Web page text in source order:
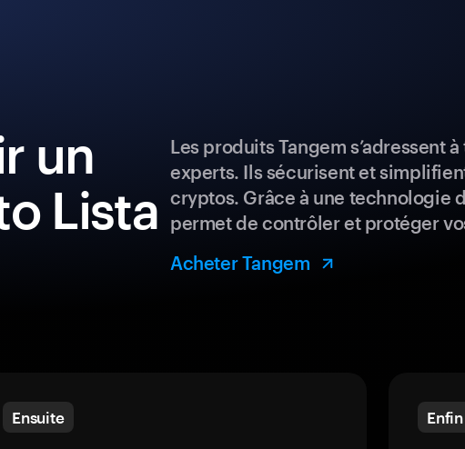
un
Lista
Les produits Tangem s’adressent
experts. Ils sécurisent et
cryptos. Grâce à une technologie
permet de contrôler et protéger
Acheter Tangem
Ensuite Enfin